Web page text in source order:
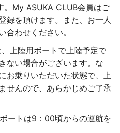
。My ASUKA CLUB会員はご
録を頂けます。また、お一人
合わせください。
上陸用ボートで上陸予定で
ない場合がございます。な
お乗りいただいた状態で、上
せんので、あらかじめご了承
ートは9：00頃からの運航を